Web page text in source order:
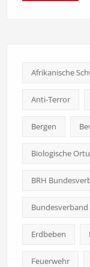
Afrikanische
Anti-Terror
Bergen
Biologische
BRH
Erdbeben
Feuerwehr